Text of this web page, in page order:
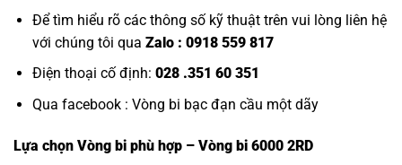
Để tìm hiểu rõ các thông số kỹ thuật trên vui lòng liên hệ
với chúng tôi qua Zalo : 0918 559 817
Điện thoại cố định: 028 .351 60 351
Qua facebook : Vòng bi bạc đạn cầu một dãy
Lựa chọn Vòng bi phù hợp – Vòng bi 6000 2RD